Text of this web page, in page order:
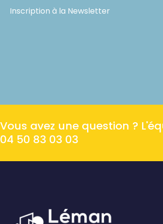
Inscription à la Newsletter
Vous avez une question ?
04 50 83 03 03